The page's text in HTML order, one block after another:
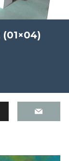
(01×04)